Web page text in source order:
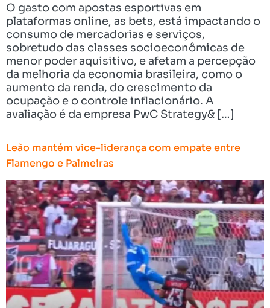
O gasto com apostas esportivas em
plataformas online, as bets, está impactando o
consumo de mercadorias e serviços,
sobretudo das classes socioeconômicas de
menor poder aquisitivo, e afetam a percepção
da melhoria da economia brasileira, como o
aumento da renda, do crescimento da
ocupação e o controle inflacionário. A
avaliação é da empresa PwC Strategy& […]
Leão mantém vice-liderança com empate entre
Flamengo e Palmeiras